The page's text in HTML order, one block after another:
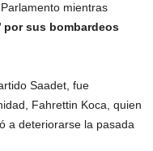
mientras
por sus bombardeos
Saadet, fue
Fahrettin Koca, quien
a deteriorarse la pasada